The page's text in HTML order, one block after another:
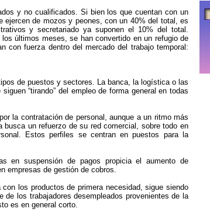
y no cualificados. Si bien los que cuentan con un
ejercen de mozos y peones, con un 40% del total, es
y secretariado ya suponen el 10% del total.
últimos meses, se han convertido en un refugio de
con fuerza dentro del mercado del trabajo temporal:
de puestos y sectores. La banca, la logística o las
“tirando” del empleo de forma general en todas
la contratación de personal, aunque a un ritmo más
busca un refuerzo de su red comercial, sobre todo en
Estos perfiles se centran en puestos para la
en suspensión de pagos propicia el aumento de
empresas de gestión de cobros.
los productos de primera necesidad, sigue siendo
de los trabajadores desempleados provenientes de la
es en general corto.